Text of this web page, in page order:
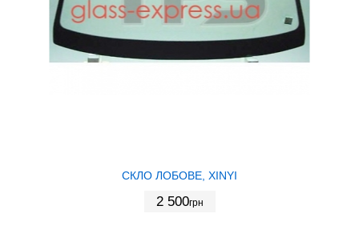
СКЛО ЛОБОВЕ, XINYI
2 500грн